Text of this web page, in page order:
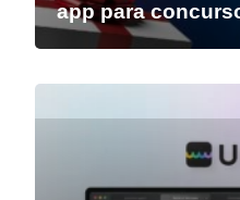
app para